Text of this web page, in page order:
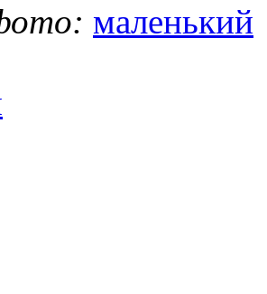
маленький